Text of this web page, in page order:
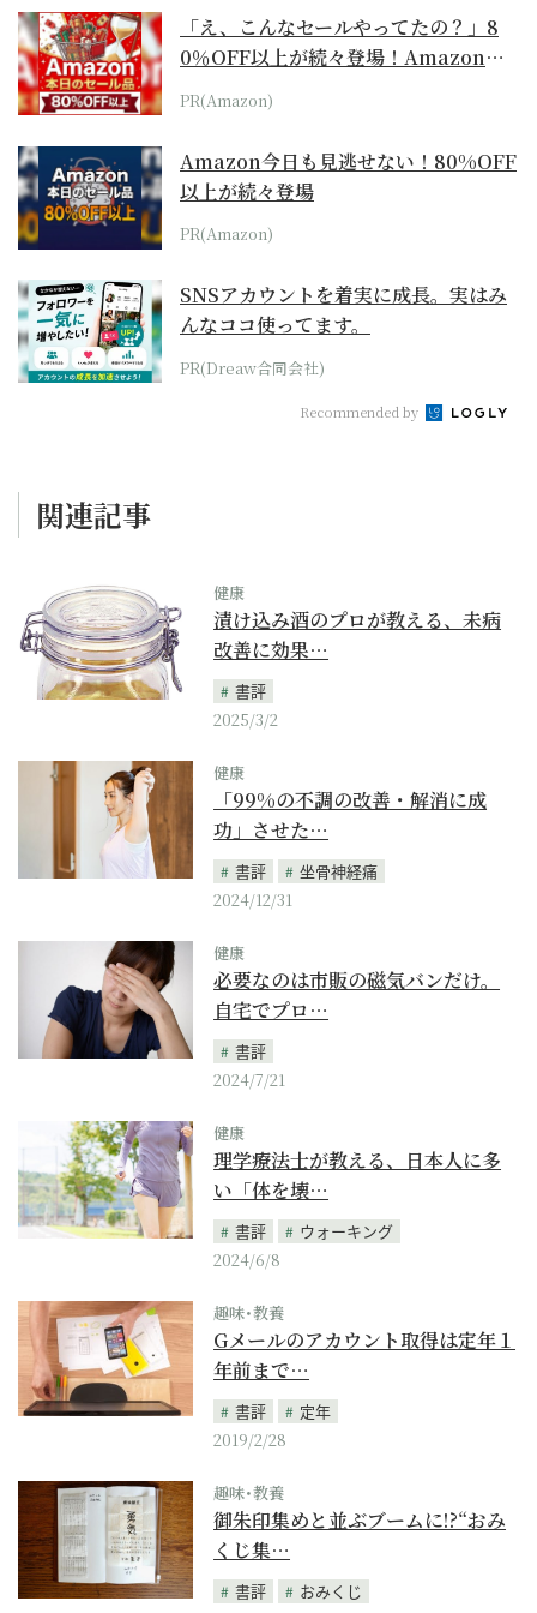
「え、こんなセールやってたの？」8
0％OFF以上が続々登場！Amazonの
本気が...
PR(Amazon)
Amazon今日も見逃せない！80%OFF
以上が続々登場
PR(Amazon)
SNSアカウントを着実に成長。実はみ
んなココ使ってます。
PR(Dreaw合同会社)
Recommended by
関連記事
健康
漬け込み酒のプロが教える、未病
改善に効果…
書評
2025/3/2
健康
「99%の不調の改善・解消に成
功」させた…
書評
坐骨神経痛
2024/12/31
健康
必要なのは市販の磁気バンだけ。
自宅でプロ…
書評
2024/7/21
健康
理学療法士が教える、日本人に多
い「体を壊…
書評
ウォーキング
2024/6/8
趣味･教養
Gメールのアカウント取得は定年１
年前まで…
書評
定年
2019/2/28
趣味･教養
御朱印集めと並ぶブームに!?“おみ
くじ集…
書評
おみくじ